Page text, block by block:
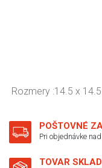
Rozmery :14.5 x
POŠTOVNÉ
Pri objednávke
TOVAR